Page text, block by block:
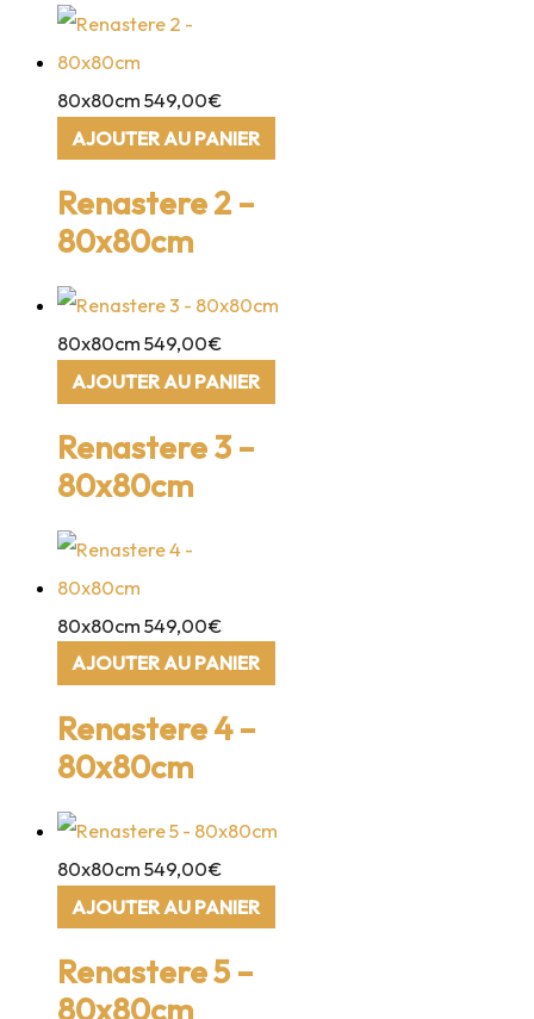
80x80cm 549,00€
AJOUTER AU PANIER
Renastere 2 –
80x80cm
80x80cm 549,00€
AJOUTER AU PANIER
Renastere 3 –
80x80cm
80x80cm 549,00€
AJOUTER AU PANIER
Renastere 4 –
80x80cm
80x80cm 549,00€
AJOUTER AU PANIER
Renastere 5 –
80x80cm